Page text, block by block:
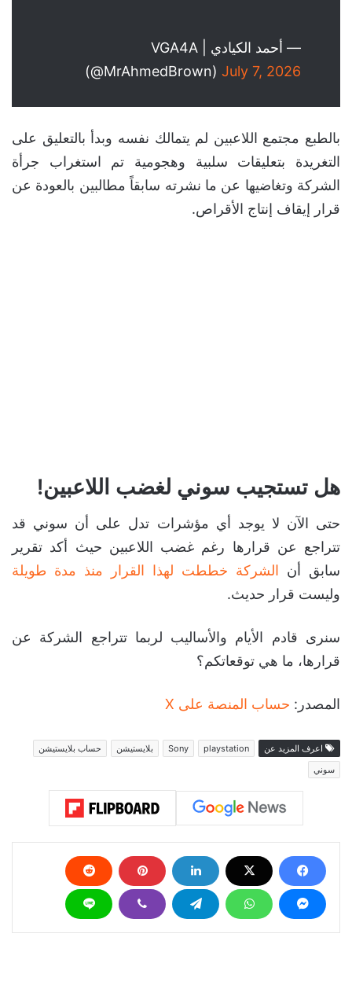
— ‏أحمد الكيادي | VGA4A
(@MrAhmedBrown) July 7, 2026
بالطبع مجتمع اللاعبين لم يتمالك نفسه وبدأ بالتعليق على
التغريدة بتعليقات سلبية وهجومية تم استغراب جرأة
الشركة وتغاضيها عن ما نشرته سابقاً مطالبين بالعودة عن
قرار إيقاف إنتاج الأقراص.
هل تستجيب سوني لغضب اللاعبين!
حتى الآن لا يوجد أي مؤشرات تدل على أن سوني قد
تتراجع عن قرارها رغم غضب اللاعبين حيث أكد تقرير
سابق أن الشركة خططت لهذا القرار منذ مدة طويلة
وليست قرار حديث.
سنرى قادم الأيام والأساليب لربما تتراجع الشركة عن
قرارها، ما هي توقعاتكم؟
المصدر: حساب المنصة على X
اعرف المزيد عن playstation
Sony بلايستيشن
حساب بلايستيشن
سوني